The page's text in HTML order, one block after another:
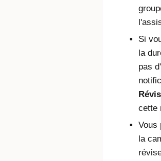
Si
la
pas
cette
Vous
la